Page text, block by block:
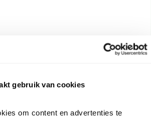
gebruik van cookies
om content en advertenties te